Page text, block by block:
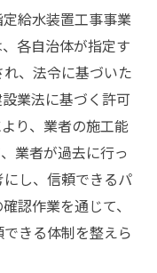
給水装置工事事業
各自治体が指定す
、法令に基づいた
業法に基づく許可
り、業者の施工能
業者が過去に行っ
し、信頼できるパ
認作業を通じて、
きる体制を整えら